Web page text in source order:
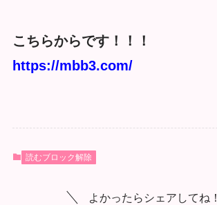
こちらからです！！！
https://mbb3.com/
読むブロック解除
よかったらシェアしてね！